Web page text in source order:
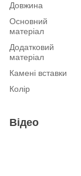
Довжина
Основний
матеріал
Додатковий
матеріал
Камені вставки
Колір
Відео